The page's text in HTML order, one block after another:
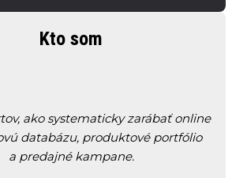
Kto som
ako systematicky zarábať online
databázu, produktové portfólio
a predajné kampane.